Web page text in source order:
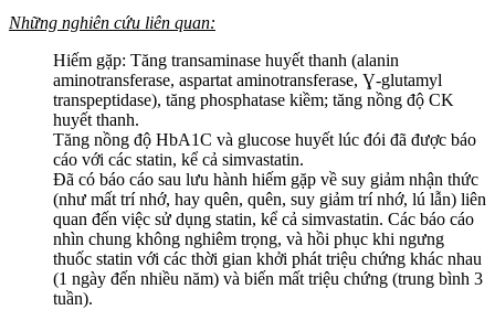
Những nghiên cứu liên quan:
Hiếm gặp: Tăng transaminase huyết thanh (alanin
aminotransferase, aspartat aminotransferase, Ɣ-glutamyl
transpeptidase), tăng phosphatase kiềm; tăng nồng độ CK
huyết thanh.
Tăng nồng độ HbA1C và glucose huyết lúc đói đã được báo
cáo với các statin, kể cả simvastatin.
Đã có báo cáo sau lưu hành hiếm gặp về suy giảm nhận thức
(như mất trí nhớ, hay quên, quên, suy giảm trí nhớ, lú lẫn) liên
quan đến việc sử dụng statin, kể cả simvastatin. Các báo cáo
nhìn chung không nghiêm trọng, và hồi phục khi ngưng
thuốc statin với các thời gian khởi phát triệu chứng khác nhau
(1 ngày đến nhiều năm) và biến mất triệu chứng (trung bình 3
tuần).